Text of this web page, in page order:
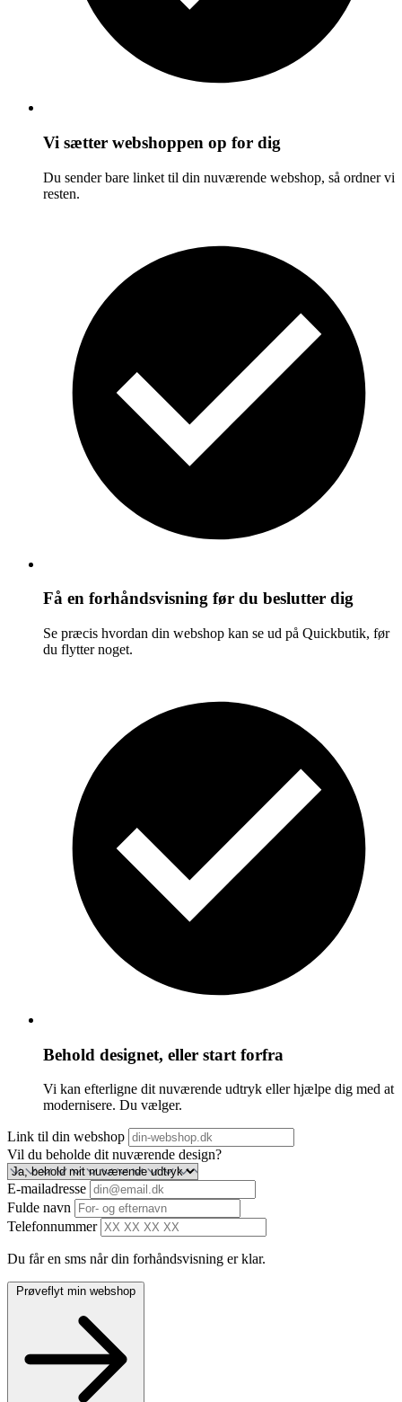
Vi sætter webshoppen op for dig
Du sender bare linket til din nuværende webshop, så ordner vi
resten.
Få en forhåndsvisning før du beslutter dig
Se præcis hvordan din webshop kan se ud på Quickbutik, før
du flytter noget.
Behold designet, eller start forfra
Vi kan efterligne dit nuværende udtryk eller hjælpe dig med at
modernisere. Du vælger.
Link til din webshop
Vil du beholde dit nuværende design?
E-mailadresse
Fulde navn
Telefonnummer
Du får en sms når din forhåndsvisning er klar.